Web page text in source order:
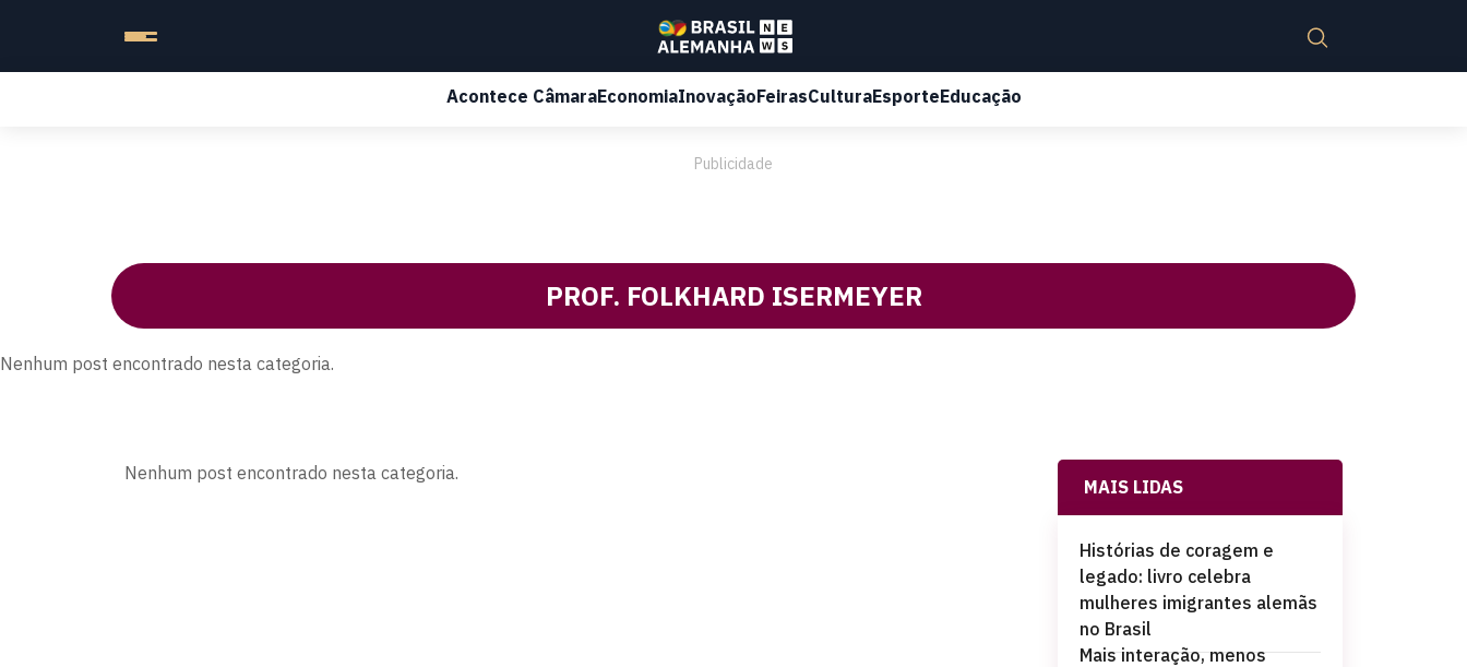
Acontece CâmaraEconomiaInovaçãoFeirasCulturaEsporteEducação
Publicidade
PROF. FOLKHARD ISERMEYER
Nenhum post encontrado nesta categoria.
Nenhum post encontrado nesta categoria.
MAIS LIDAS
Histórias de coragem e
legado: livro celebra
mulheres imigrantes alemãs
no Brasil
Mais interação, menos